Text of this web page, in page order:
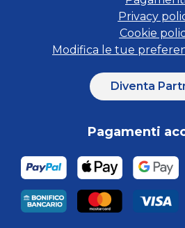
Privacy
Cookie
Modifica le tue
Diventa
Pagamenti